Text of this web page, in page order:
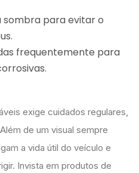
sombra para evitar o
frequentemente para
exige cuidados regulares,
de um visual sempre
a vida útil do veículo e
Invista em produtos de